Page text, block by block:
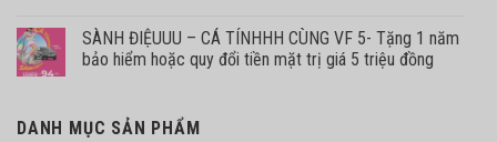
SÀNH ĐIỆUUU – CÁ TÍNHHH CÙNG VF 5- Tặng 1 năm
bảo hiểm hoặc quy đổi tiền mặt trị giá 5 triệu đồng
DANH MỤC SẢN PHẨM